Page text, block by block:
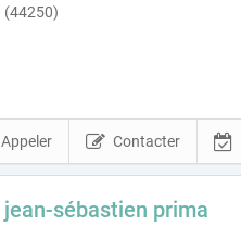
(44250)
Contacter
Appeler
jean-sébastien prima